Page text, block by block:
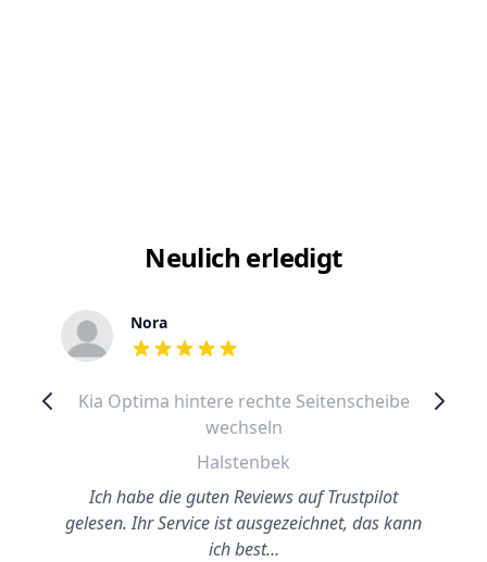
Neulich erledigt
Nora
out of 5 stars
Kia Optima hintere rechte Seitenscheibe
wechseln
Halstenbek
Ich habe die guten Reviews auf Trustpilot
gelesen. Ihr Service ist ausgezeichnet, das kann
ich best…